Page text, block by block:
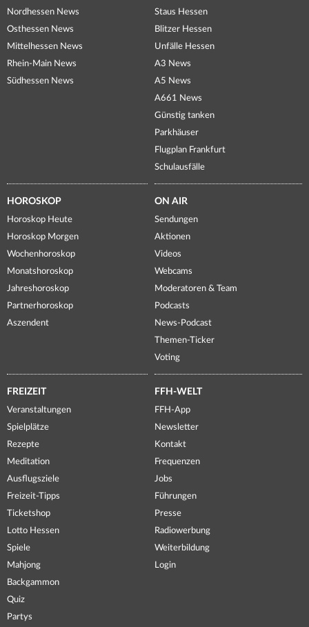
Nordhessen News
Osthessen News
Mittelhessen News
Rhein-Main News
Südhessen News
Staus Hessen
Blitzer Hessen
Unfälle Hessen
A3 News
A5 News
A661 News
Günstig tanken
Parkhäuser
Flugplan Frankfurt
Schulausfälle
HOROSKOP
Horoskop Heute
Horoskop Morgen
Wochenhoroskop
Monatshoroskop
Jahreshoroskop
Partnerhoroskop
Aszendent
ON AIR
Sendungen
Aktionen
Videos
Webcams
Moderatoren & Team
Podcasts
News-Podcast
Themen-Ticker
Voting
FREIZEIT
Veranstaltungen
Spielplätze
Rezepte
Meditation
Ausflugsziele
Freizeit-Tipps
Ticketshop
Lotto Hessen
Spiele
Mahjong
Backgammon
Quiz
Partys
FFH-WELT
FFH-App
Newsletter
Kontakt
Frequenzen
Jobs
Führungen
Presse
Radiowerbung
Weiterbildung
Login